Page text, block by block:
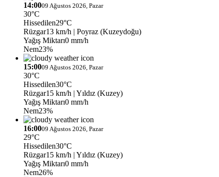
14:0009 Ağustos 2026, Pazar
30°C
Hissedilen29°C
Rüzgar13 km/h | Poyraz (Kuzeydoğu)
Yağış Miktarı0 mm/h
Nem23%
15:0009 Ağustos 2026, Pazar
30°C
Hissedilen30°C
Rüzgar15 km/h | Yıldız (Kuzey)
Yağış Miktarı0 mm/h
Nem23%
16:0009 Ağustos 2026, Pazar
29°C
Hissedilen30°C
Rüzgar15 km/h | Yıldız (Kuzey)
Yağış Miktarı0 mm/h
Nem26%